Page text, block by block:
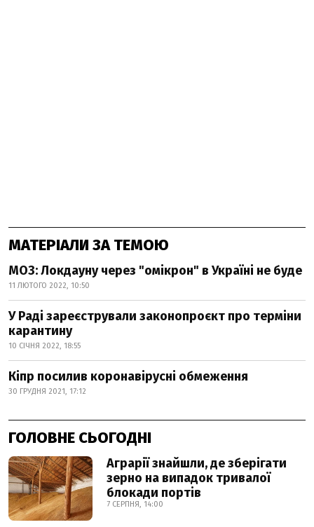
МАТЕРІАЛИ ЗА ТЕМОЮ
МОЗ: Локдауну через "омікрон" в Україні не буде
11 ЛЮТОГО 2022, 10:50
У Раді зареєстрували законопроєкт про терміни
карантину
10 СІЧНЯ 2022, 18:55
Кіпр посилив коронавірусні обмеження
30 ГРУДНЯ 2021, 17:12
ГОЛОВНЕ СЬОГОДНІ
Аграрії знайшли, де зберігати
зерно на випадок тривалої
блокади портів
7 СЕРПНЯ, 14:00